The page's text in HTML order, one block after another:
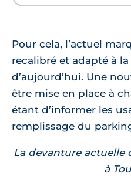
Pour cela, l’actuel
recalibré et adapté à
d’aujourd’hui. Une
être mise en place à
étant d’informer les
remplissage du
La devanture
à